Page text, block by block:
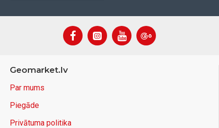
Geomarket.lv
Par mums
Piegāde
Privātuma politika